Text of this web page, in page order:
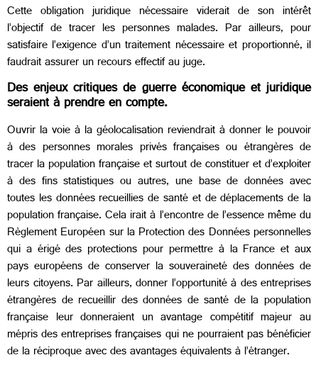
Cette obligation juridique nécessaire viderait de son intérêt
l’objectif de tracer les personnes malades. Par ailleurs, pour
satisfaire l’exigence d’un traitement nécessaire et proportionné, il
faudrait assurer un recours effectif au juge.
Des enjeux critiques de guerre économique et juridique
seraient à prendre en compte.
Ouvrir la voie à la géolocalisation reviendrait à donner le pouvoir
à des personnes morales privés françaises ou étrangères de
tracer la population française et surtout de constituer et d’exploiter
à des fins statistiques ou autres, une base de données avec
toutes les données recueillies de santé et de déplacements de la
population française. Cela irait à l’encontre de l’essence même du
Règlement Européen sur la Protection des Données personnelles
qui a érigé des protections pour permettre à la France et aux
pays européens de conserver la souveraineté des données de
leurs citoyens. Par ailleurs, donner l’opportunité à des entreprises
étrangères de recueillir des données de santé de la population
française leur donneraient un avantage compétitif majeur au
mépris des entreprises françaises qui ne pourraient pas bénéficier
de la réciproque avec des avantages équivalents à l’étranger.